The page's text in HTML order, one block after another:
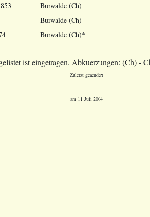
Burwalde (Ch)
Burwalde (Ch)
Burwalde (Ch)*
ist eingetragen. Abkuerzungen: (Ch)
Zuletzt geaendert
am 11 Juli 2004